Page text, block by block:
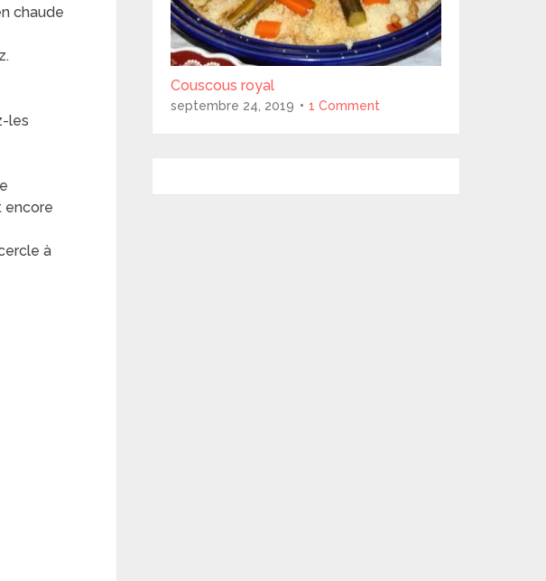
chaude
les
encore
à
Couscous royal
septembre 24, 2019 1 Comment